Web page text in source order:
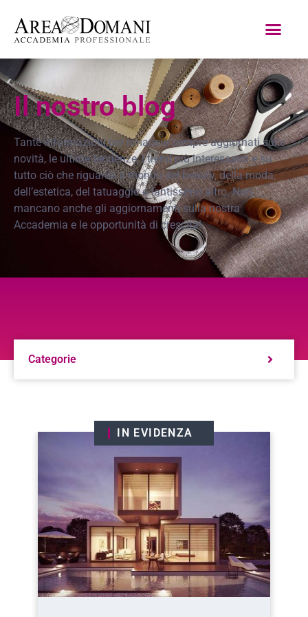
Il nostro blog
Tante informazioni per rimanere sempre aggiornati sulle
novità, le ultime tendenze, i trend più interessanti e su
tutto ciò che riguarda il mondo del beauty, della moda,
dell’estetica, del tatuaggio e tantissimo altro. Non
mancano anche gli aggiornamenti sulla nostra
Accademia e le opportunità di crescita!
IN EVIDENZA
Categorie